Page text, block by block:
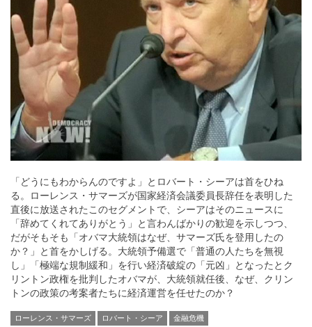
「どうにもわからんのですよ」とロバート・シーアは首をひね
る。ローレンス・サマーズが国家経済会議委員長辞任を表明した
直後に放送されたこのセグメントで、シーアはそのニュースに
「辞めてくれてありがとう」と言わんばかりの歓迎を示しつつ、
だがそもそも「オバマ大統領はなぜ、サマーズ氏を登用したの
か？」と首をかしげる。大統領予備選で「普通の人たちを無視
し」「極端な規制緩和」を行い経済破綻の「元凶」となったとク
リントン政権を批判したオバマが、大統領就任後、なぜ、クリン
トンの政策の考案者たちに経済運営を任せたのか？
ローレンス・サマーズ ロバート・シーア 金融危機